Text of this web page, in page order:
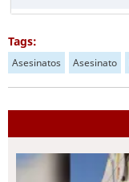
Tags:
Asesinatos Asesinato